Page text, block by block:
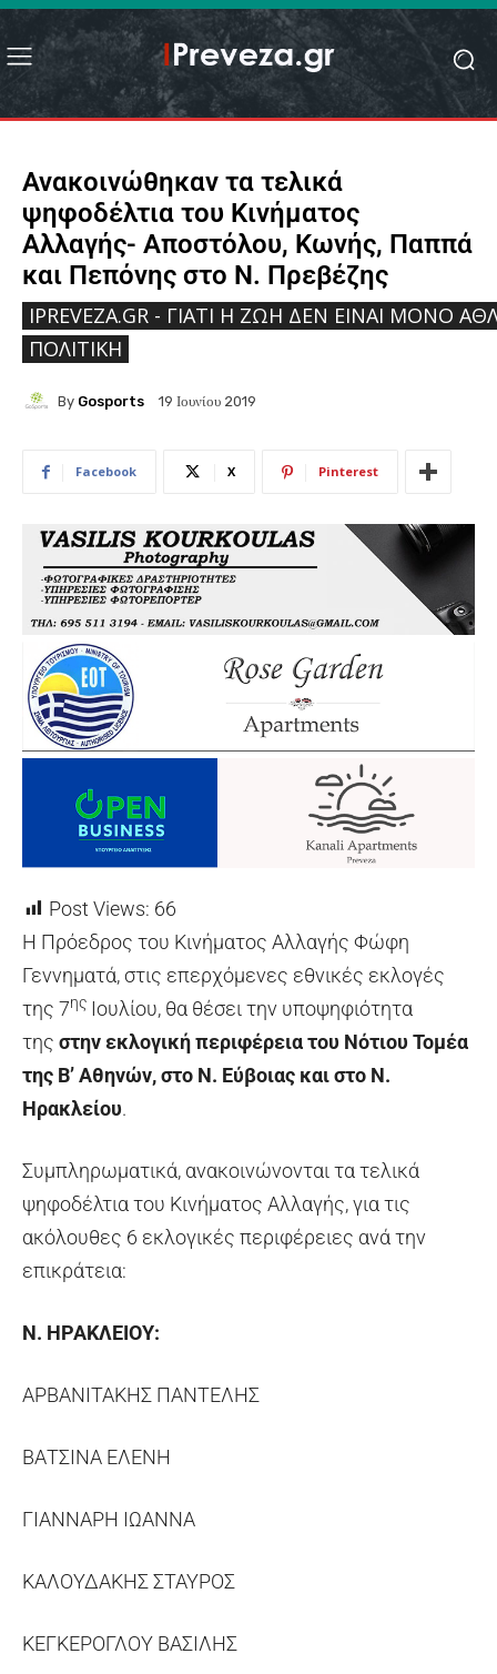
Ανακοινώθηκαν τα τελικά
ψηφοδέλτια του Κινήματος
Αλλαγής- Αποστόλου, Κωνής, Παππά
και Πεπόνης στο Ν. Πρεβέζης
IPREVEZA.GR - ΓΙΑΤΊ Η ΖΩΉ ΔΕΝ ΕΊΝΑΙ ΜΌΝΟ
ΠΟΛΙΤΙΚΉ
By Gosports 19 Ιουνίου 2019
Facebook X Pinterest
Post Views: 66
Η Πρόεδρος του Κινήματος Αλλαγής Φώφη
Γεννηματά, στις επερχόμενες εθνικές εκλογές
της 7ης Ιουλίου, θα θέσει την υποψηφιότητα
της στην εκλογική περιφέρεια του Νότιου Τομέα
της Β’ Αθηνών, στο Ν. Εύβοιας και στο Ν.
Ηρακλείου.
Συμπληρωματικά, ανακοινώνονται τα τελικά
ψηφοδέλτια του Κινήματος Αλλαγής, για τις
ακόλουθες 6 εκλογικές περιφέρειες ανά την
επικράτεια:
Ν. ΗΡΑΚΛΕΙΟΥ:
ΑΡΒΑΝΙΤΑΚΗΣ ΠΑΝΤΕΛΗΣ
ΒΑΤΣΙΝΑ ΕΛΕΝΗ
ΓΙΑΝΝΑΡΗ ΙΩΑΝΝΑ
ΚΑΛΟΥΔΑΚΗΣ ΣΤΑΥΡΟΣ
ΚΕΓΚΕΡΟΓΛΟΥ ΒΑΣΙΛΗΣ